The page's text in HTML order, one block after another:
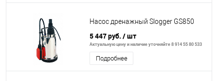
Насос дренажный Slogger GS850
5 447 руб. / шт
Актуальную цену и наличие уточняйте 8 914 55 80 533
Подробнее